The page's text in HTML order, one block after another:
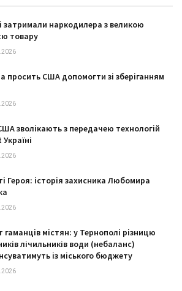
затримали наркодилера з великою
товару
просить США допомогти зі зберіганням
зволікають з передачею технологій
Героя: історія захисника Любомира
гаманців містян: у Тернополі різницю
лічильників води (небаланс)
із міського бюджету